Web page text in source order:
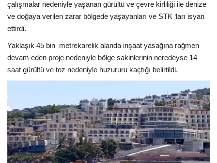
çalışmalar nedeniyle yaşanan gürültü ve çevre kirliliği ile denize
ve doğaya verilen zarar bölgede yaşayanları ve STK ‘ları isyan
ettirdi.
Yaklaşık 45 bin metrekarelik alanda inşaat yasağına rağmen
devam eden proje nedeniyle bölge sakinlerinin neredeyse 14
saat gürültü ve toz nedeniyle huzururu kaçtığı belirtildi.